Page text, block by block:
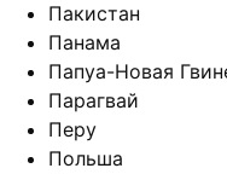
Пакистан
Панама
Папуа-Новая
Парагвай
Перу
Польша